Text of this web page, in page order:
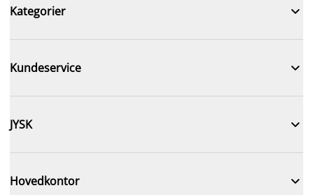
Kategorier 
Kundeservice 
JYSK 
Hovedkontor 